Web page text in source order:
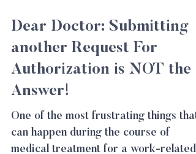
Dear Doctor: Submitting
another Request For
Authorization is NOT the
Answer!
One of the most frustrating things that
can happen during the course of
medical treatment for a work-related